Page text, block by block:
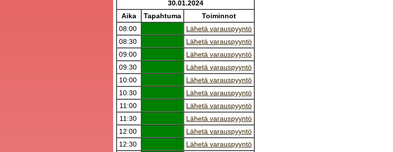
30.01.2024
Aika
Tapahtuma
Toiminnot
08:00
Lähetä varauspyyntö
08:30
Lähetä varauspyyntö
09:00
Lähetä varauspyyntö
09:30
Lähetä varauspyyntö
10:00
Lähetä varauspyyntö
10:30
Lähetä varauspyyntö
11:00
Lähetä varauspyyntö
11:30
Lähetä varauspyyntö
12:00
Lähetä varauspyyntö
12:30
Lähetä varauspyyntö